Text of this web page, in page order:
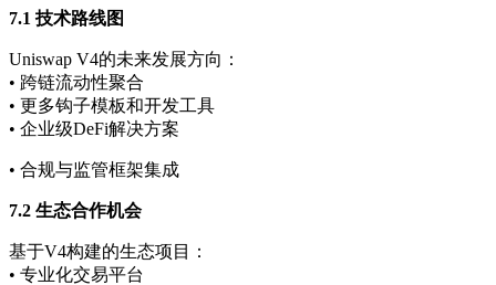
7.1 技术路线图
Uniswap V4的未来发展方向：
• 跨链流动性聚合
• 更多钩子模板和开发工具
• 企业级DeFi解决方案
• 合规与监管框架集成
7.2 生态合作机会
基于V4构建的生态项目：
• 专业化交易平台